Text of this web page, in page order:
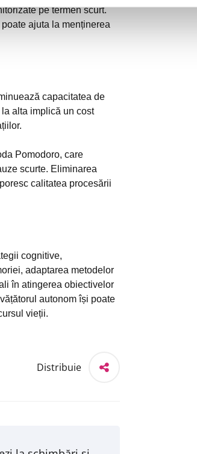
pe termen scurt.
ajuta la menținerea
capacitatea de
alta implică un cost
Pomodoro, care
scurte. Eliminarea
calitatea procesării
cognitive,
adaptarea metodelor
în atingerea obiectivelor
autonom își poate
vieții.
Distribuie